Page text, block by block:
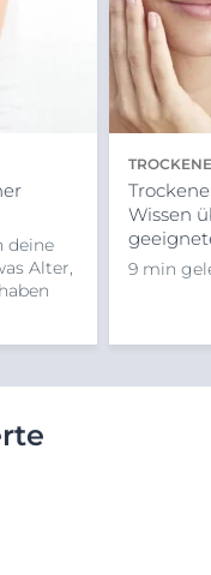
deine
Alter,
Wissen
9 min